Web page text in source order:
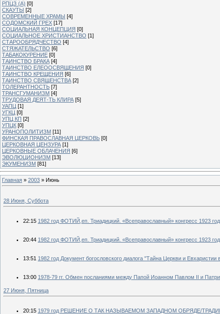
РПЦЗ (А) [0]
СКАУТЫ [2]
СОВРЕМЕННЫЕ ХРАМЫ [4]
СОДОМСКИЙ ГРЕХ [17]
СОЦИАЛЬНАЯ КОНЦЕПЦИЯ [0]
СОЦИАЛЬНОЕ ХРИСТИАНСТВО [1]
СТАРООБРЯДЧЕСТВО [4]
СТЯЖАТЕЛЬСТВО [6]
ТАБАКОКУРЕНИЕ [0]
ТАИНСТВО БРАКА [4]
ТАИНСТВО ЕЛЕООСВЯЩЕНИЯ [0]
ТАИНСТВО КРЕЩЕНИЯ [6]
ТАИНСТВО СВЯЩЕНСТВА [2]
ТОЛЕРАНТНОСТЬ [7]
ТРАНСГУМАНИЗМ [4]
ТРУДОВАЯ ДЕЯТ-ТЬ КЛИРА [5]
УАПЦ [1]
УГКЦ [0]
УПЦ КП [2]
УПЦК [0]
УРАНОПОЛИТИЗМ [11]
ФИНСКАЯ ПРАВОСЛАВНАЯ ЦЕРКОВЬ [0]
ЦЕРКОВНАЯ ЦЕНЗУРА [1]
ЦЕРКОВНЫЕ ОБЛАЧЕНИЯ [6]
ЭВОЛЮЦИОНИЗМ [13]
ЭКУМЕНИЗМ [81]
Главная » 2003 » Июнь
28 Июня, Суббота
22:15 1982 год ФОТИЙ,еп. Триадицкий. «Всеправославный» конгресс 1923
20:44 1982 год ФОТИЙ,еп. Триадицкий. «Всеправославный» конгресс 1923
13:51 1982 год Документ богословского диалога "Тайна Церкви и
13:00 1978-79 гг. Обмен посланиями между Папой Иоанном Павлом II и
27 Июня, Пятница
20:15 1979 год РЕШЕНИЕ О ТАК НАЗЫВАЕМОМ ЗАПАДНОМ ОБРЯДЕ/